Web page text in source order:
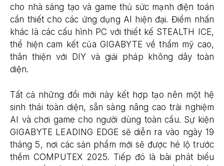
cho nhà sáng tạo và game thủ sức mạnh điện toán
cần thiết cho các ứng dụng AI hiện đại. Điểm nhấn
khác là các cấu hình PC với thiết kế STEALTH ICE,
thể hiện cam kết của GIGABYTE về thẩm mỹ cao,
thân thiện với DIY và giải pháp không dây toàn
diện.
Tất cả những đổi mới này kết hợp tạo nên một hệ
sinh thái toàn diện, sẵn sàng nâng cao trải nghiệm
AI và chơi game cho người dùng toàn cầu. Sự kiện
GIGABYTE LEADING EDGE sẽ diễn ra vào ngày 19
tháng 5, nơi các sản phẩm mới sẽ được hé lộ trước
thềm COMPUTEX 2025. Tiếp đó là bài phát biểu